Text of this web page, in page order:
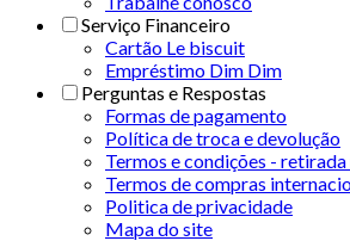
Serviço Financeiro
Cartão Le biscuit
Empréstimo Dim Dim
Perguntas e Respostas
Formas de pagamento
Política de troca e devolução
Termos e condições - retirada
Termos de compras
Politica de privacidade
Mapa do site